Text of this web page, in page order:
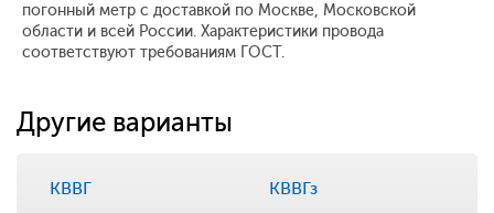
погонный метр с доставкой по Москве, Московской
области и всей России. Характеристики провода
соответствуют требованиям ГОСТ.
Другие варианты
КВВГ
КВВГз